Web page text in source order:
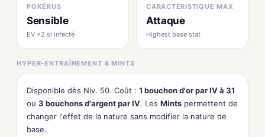
POKÉRUS
Sensible
EV ×2 si infecté
CARACTÉRISTIQUE MAX
Attaque
Highest base stat
HYPER-ENTRAÎNEMENT & MINTS
Disponible dès Niv. 50. Coût : 1 bouchon d'or par IV à 31
ou 3 bouchons d'argent par IV. Les Mints permettent de
changer l'effet de la nature sans modifier la nature de
base.